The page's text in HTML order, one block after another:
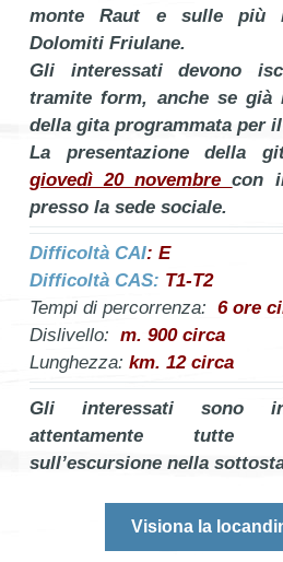
monte Raut e sulle più
Dolomiti Friulane.
Gli interessati devono
tramite form, anche se
della gita programmata per
La presentazione della
giovedì 20 novembrecon
presso la sede sociale.
Difficoltà CAI: E
Difficoltà CAS: T1-T2
Tempi di percorrenza: 6 ore
Dislivello: m. 900 circa
Lunghezza: km. 12 circa
Gli interessati sono
attentamente tutte
sull’escursione nella
Visiona la